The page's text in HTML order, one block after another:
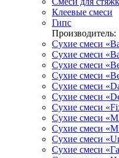
Клеевые смеси
Гипс
Производитель:
Сухие смеси
Сухие смеси
Сухие смеси
Сухие смеси
Сухие смеси
Сухие смеси
Сухие смеси
Сухие смеси
Сухие смеси
Сухие смеси
Сухие смеси